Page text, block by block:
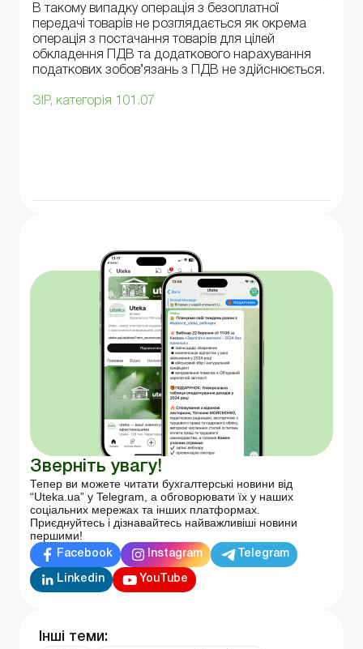
В такому випадку операція з безоплатної
передачі товарів не розглядається як окрема
операція з постачання товарів для цілей
обкладення ПДВ та додаткового нарахування
податкових зобов’язань з ПДВ не здійснюється.
ЗІР, категорія 101.07
Зверніть увагу!
Тепер ви можете читати бухгалтерські новини від
“Uteka.ua” у Telegram, а обговорювати їх у наших
соціальних мережах та інших платформах.
Приєднуйтесь і дізнавайтесь найважливіші новини
першими!
Facebook Instagram Telegram
Linkedin YouTube
Інші теми: